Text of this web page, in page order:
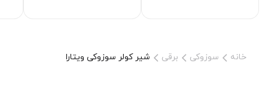
خانه سوزوکی برقی شیر كولر سوزوکی ویتارا